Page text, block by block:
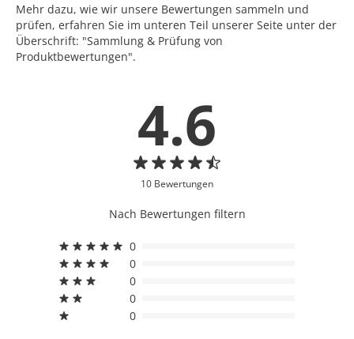
Mehr dazu, wie wir unsere Bewertungen sammeln und
prüfen, erfahren Sie im unteren Teil unserer Seite unter der
Überschrift: "Sammlung & Prüfung von
Produktbewertungen".
4.6
10 Bewertungen
Nach Bewertungen filtern
0
0
0
0
0